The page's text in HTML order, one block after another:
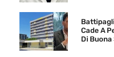
Cade A
Di